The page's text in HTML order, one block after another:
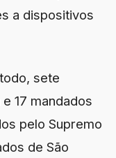
a dispositivos
sete
17 mandados
pelo Supremo
de São